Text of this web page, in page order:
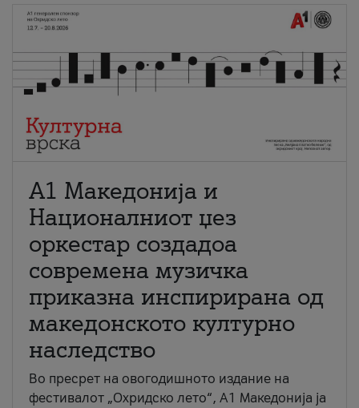
А1 Македонија и
Националниот џез
оркестар создадоа
современа музичка
приказна инспирирана од
македонското културно
наследство
Во пресрет на овогодишното издание на
фестивалот „Охридско лето“, А1 Македонија ја